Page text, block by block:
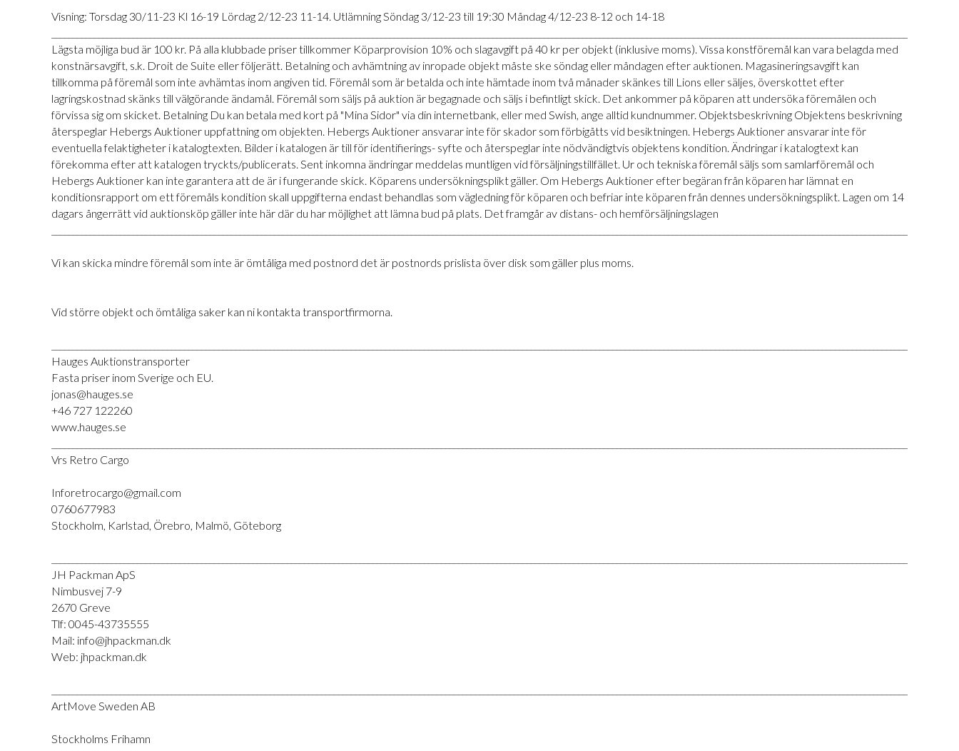
Visning: Torsdag 30/11-23 Kl 16-19 Lördag 2/12-23 11-14. Utlämning Söndag 3/12-23 till 19:30 Måndag 4/12-23 8-12 och 14-18
Lägsta möjliga bud är 100 kr. På alla klubbade priser tillkommer Köparprovision 10% och slagavgift på 40 kr per objekt (inklusive moms). Vissa konstföremål kan vara belagda med
konstnärsavgift, s.k. Droit de Suite eller följerätt. Betalning och avhämtning av inropade objekt måste ske söndag eller måndagen efter auktionen. Magasineringsavgift kan
tillkomma på föremål som inte avhämtas inom angiven tid. Föremål som är betalda och inte hämtade inom två månader skänkes till Lions eller säljes, överskottet efter
lagringskostnad skänks till välgörande ändamål. Föremål som säljs på auktion är begagnade och säljs i befintligt skick. Det ankommer på köparen att undersöka föremålen och
förvissa sig om skicket. Betalning Du kan betala med kort på "Mina Sidor" via din internetbank, eller med Swish, ange alltid kundnummer. Objektsbeskrivning Objektens beskrivning
återspeglar Hebergs Auktioner uppfattning om objekten. Hebergs Auktioner ansvarar inte för skador som förbigåtts vid besiktningen. Hebergs Auktioner ansvarar inte för
eventuella felaktigheter i katalogtexten. Bilder i katalogen är till för identifierings- syfte och återspeglar inte nödvändigtvis objektens kondition. Ändringar i katalogtext kan
förekomma efter att katalogen tryckts/publicerats. Sent inkomna ändringar meddelas muntligen vid försäljningstillfället. Ur och tekniska föremål säljs som samlarföremål och
Hebergs Auktioner kan inte garantera att de är i fungerande skick. Köparens undersökningsplikt gäller. Om Hebergs Auktioner efter begäran från köparen har lämnat en
konditionsrapport om ett föremåls kondition skall uppgifterna endast behandlas som vägledning för köparen och befriar inte köparen från dennes undersökningsplikt. Lagen om 14
dagars ångerrätt vid auktionsköp gäller inte här där du har möjlighet att lämna bud på plats. Det framgår av distans- och hemförsäljningslagen
Vi kan skicka mindre föremål som inte är ömtåliga med postnord det är postnords prislista över disk som gäller plus moms.
Vid större objekt och ömtåliga saker kan ni kontakta transportfirmorna.
Hauges Auktionstransporter
Fasta priser inom Sverige och EU.
jonas@hauges.se
+46 727 122260
www.hauges.se
Vrs Retro Cargo
Inforetrocargo@gmail.com
0760677983
Stockholm, Karlstad, Örebro, Malmö, Göteborg
JH Packman ApS
Nimbusvej 7-9
2670 Greve
Tlf: 0045-43735555
Mail: info@jhpackman.dk
Web: jhpackman.dk
ArtMove Sweden AB
Stockholms Frihamn